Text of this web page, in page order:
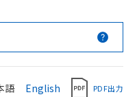
語 English PDF出力